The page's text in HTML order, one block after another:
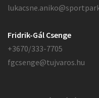
Fridrik-Gál Csenge
+3670/333-7705
fgcsenge@tujvaros.hu